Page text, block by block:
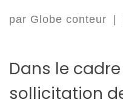
par Globe conteur |
Dans le cadre
sollicitation